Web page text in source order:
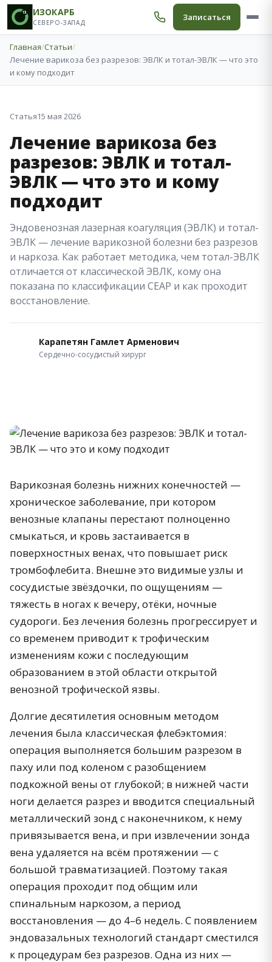
ИЗОКАРБ
СЕВЕРО-ЗАПАД Записаться
Главная/Статьи/
Лечение варикоза без разрезов: ЭВЛК и тотал-ЭВЛК — что это
и кому подходит
Статья15 мая 2026
Лечение варикоза без
разрезов: ЭВЛК и тотал-
ЭВЛК — что это и кому
подходит
Эндовенозная лазерная коагуляция (ЭВЛК) и тотал-
ЭВЛК — лечение варикозной болезни без разрезов
и наркоза. Как работает методика, чем тотал-ЭВЛК
отличается от классической ЭВЛК, кому она
показана по классификации CEAP и как проходит
восстановление.
Карапетян Гамлет Арменович
Сердечно-сосудистый хирург
Варикозная болезнь нижних конечностей —
хроническое заболевание, при котором
венозные клапаны перестают полноценно
смыкаться, и кровь застаивается в
поверхностных венах, что повышает риск
тромбофлебита. Внешне это видимые узлы и
сосудистые звёздочки, по ощущениям —
тяжесть в ногах к вечеру, отёки, ночные
судороги. Без лечения болезнь прогрессирует и
со временем приводит к трофическим
изменениям кожи с последующим
образованием в этой области открытой
венозной трофической язвы.
Долгие десятилетия основным методом
лечения была классическая флебэктомия:
операция выполняется большим разрезом в
паху или под коленом с разобщением
подкожной вены от глубокой; в нижней части
ноги делается разрез и вводится специальный
металлический зонд с наконечником, к нему
привязывается вена, и при извлечении зонда
вена удаляется на всём протяжении — с
большой травматизацией. Поэтому такая
операция проходит под общим или
спинальным наркозом, а период
восстановления — до 4–6 недель. С появлением
эндовазальных технологий стандарт сместился
к процедурам без разрезов. Одна из них —